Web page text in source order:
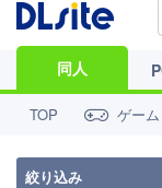
同人
TOP ゲーム
絞り込み